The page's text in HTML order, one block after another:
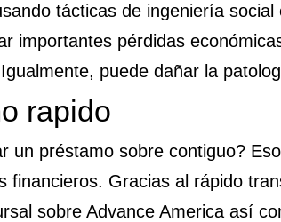
tácticas de ingeniería
importantes pérdidas
puede dañar la
rapido
un préstamo sobre contiguo?
financieros. Gracias al rápido
sobre Advance America así­